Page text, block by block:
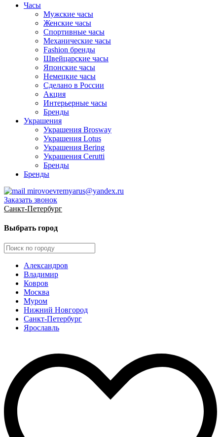
Часы
Мужские часы
Женские часы
Спортивные часы
Механические часы
Fashion бренды
Швейцарские часы
Японские часы
Немецкие часы
Сделано в России
Акция
Интерьерные часы
Бренды
Украшения
Украшения Brosway
Украшения Lotus
Украшения Bering
Украшения Cerutti
Бренды
Бренды
mirovoevremyarus@yandex.ru
Заказать звонок
Санкт-Петербург
Выбрать город
Александров
Владимир
Ковров
Москва
Муром
Нижний Новгород
Санкт-Петербург
Ярославль